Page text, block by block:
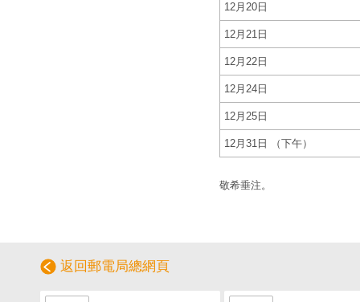
12月20日
12月21日
12月22日
12月24日
12月25日
12月31日 （下午）
敬希垂注。
返回郵電局總網頁